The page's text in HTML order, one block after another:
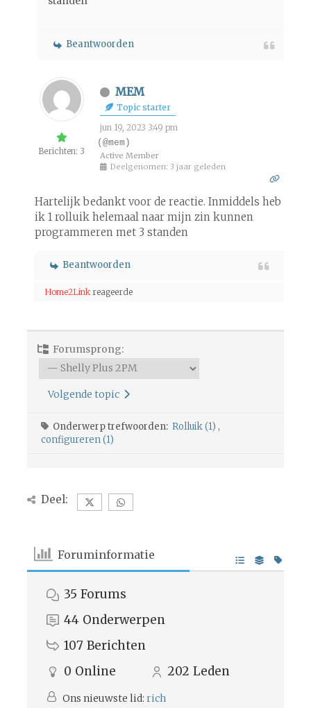
Beantwoorden
Berichten: 3
MEM
Topic starter
jun 19, 2023 3:49 pm
(@mem)
Active Member
Deelgenomen: 3 jaar geleden
Hartelijk bedankt voor de reactie. Inmiddels heb
ik 1 rolluik helemaal naar mijn zin kunnen
programmeren met 3 standen
Beantwoorden
Home2Linkreageerde
Forumsprong:
Volgende topic
Onderwerp trefwoorden: Rolluik (1) ,
configureren (1)
Deel:
Foruminformatie
35 Forums
44 Onderwerpen
107 Berichten
0 Online 202 Leden
Ons nieuwste lid: rich